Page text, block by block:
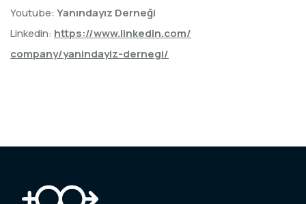
Youtube: Yanındayız Derneği
Linkedin: https://www.linkedin.com/
company/yanindayiz-dernegi/